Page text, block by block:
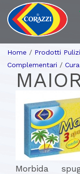
Home / Prodotti
Complementari /
Morbida